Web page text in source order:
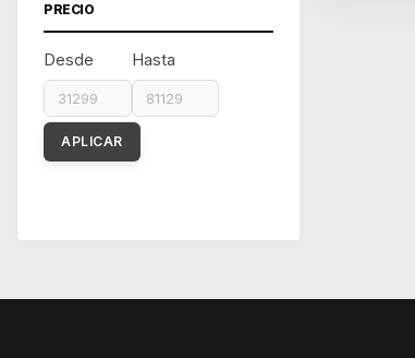
PRECIO
Desde Hasta
APLICAR